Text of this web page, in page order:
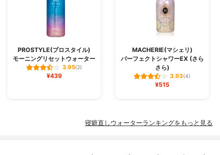
PROSTYLE(プロスタイル)
モーニングリセットウォーター
3.95(2)
¥439
MACHERIE(マシェリ)
パーフェクトシャワーEX (さら
さら)
3.93(4)
¥515
寝癖直しウォーターランキングをもっと見る